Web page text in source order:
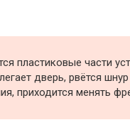
пластиковые части
дверь, рвётся шнур
приходится менять